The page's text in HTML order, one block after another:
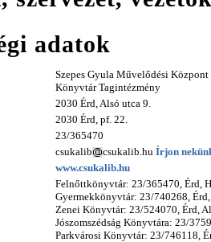
adatok
Szepes Gyula Művelődési
Könyvtár Tagintézmény
2030 Érd, Alsó utca 9.
2030 Érd, pf. 22.
23/365470
csukalib csukalib.hu Írjon
www.csukalib.hu
Felnőttkönyvtár: 23/365470, Érd,
Gyermekkönyvtár: 23/740268,
Zenei Könyvtár: 23/524070, Érd,
Jószomszédság Könyvtára: 23/
Parkvárosi Könyvtár: 23/746118,